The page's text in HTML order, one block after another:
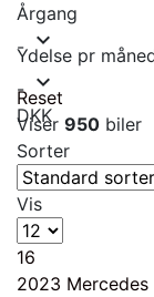
Årgang
- expand_more
Ydelse pr
- expand_more
DKK
Reset
Viser 950 biler
Sorter
Vis
16
2023 Mercedes